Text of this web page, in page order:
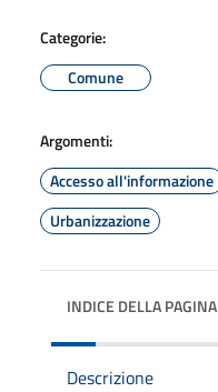
Categorie:
Comune
Argomenti:
Accesso all'informazione
Urbanizzazione
INDICE DELLA PAGINA
Descrizione